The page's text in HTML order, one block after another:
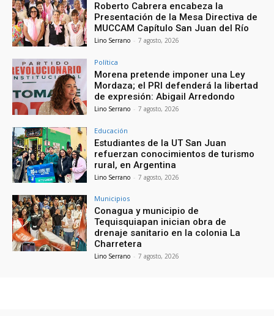
Roberto Cabrera encabeza la
Presentación de la Mesa Directiva de
MUCCAM Capítulo San Juan del Río
Lino Serrano - 7 agosto, 2026
Política
Morena pretende imponer una Ley
Mordaza; el PRI defenderá la libertad
de expresión: Abigail Arredondo
Lino Serrano - 7 agosto, 2026
Educación
Estudiantes de la UT San Juan
refuerzan conocimientos de turismo
rural, en Argentina
Lino Serrano - 7 agosto, 2026
Municipios
Conagua y municipio de
Tequisquiapan inician obra de
drenaje sanitario en la colonia La
Charretera
Lino Serrano - 7 agosto, 2026